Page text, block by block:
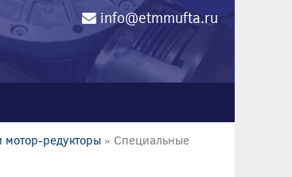
info@etmmufta.ru
редукторы » Специальные